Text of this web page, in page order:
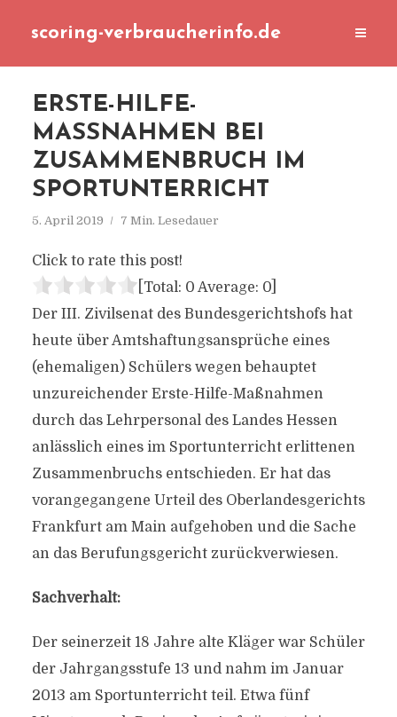
scoring-verbraucherinfo.de
ERSTE-HILFE-
MASSNAHMEN BEI Z
USAMMENBRUCH IM S
PORTUNTERRICHT
5. April 2019 7 Min. Lesedauer
Click to rate this post!
[Total: 0 Average: 0]
Der III. Zivilsenat des Bundesgerichtshofs hat
heute über Amtshaftungsansprüche eines
(ehemaligen) Schülers wegen behauptet
unzureichender Erste-Hilfe-Maßnahmen
durch das Lehrpersonal des Landes Hessen
anlässlich eines im Sportunterricht erlittenen
Zusammenbruchs entschieden. Er hat das
vorangegangene Urteil des Oberlandesgerichts
Frankfurt am Main aufgehoben und die Sache
an das Berufungsgericht zurückverwiesen.
Sachverhalt:
Der seinerzeit 18 Jahre alte Kläger war Schüler
der Jahrgangsstufe 13 und nahm im Januar
2013 am Sportunterricht teil. Etwa fünf